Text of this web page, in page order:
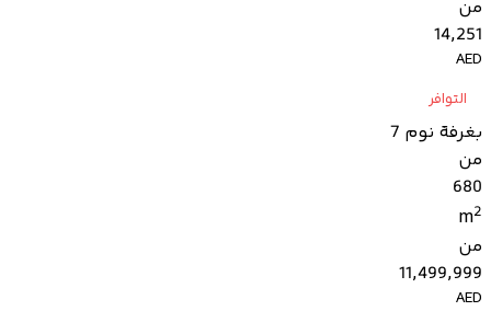
من
14,251
AED
التوافر
بغرفة نوم 7
من
680
m2
من
11,499,999
AED